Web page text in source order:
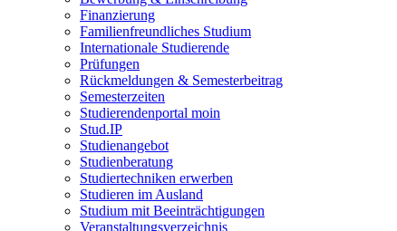
Finanzierung
Familienfreundliches Studium
Internationale Studierende
Prüfungen
Rückmeldungen & Semesterbeitrag
Semesterzeiten
Studierendenportal moin
Stud.IP
Studienangebot
Studienberatung
Studiertechniken erwerben
Studieren im Ausland
Studium mit Beeinträchtigungen
Veranstaltungsverzeichnis